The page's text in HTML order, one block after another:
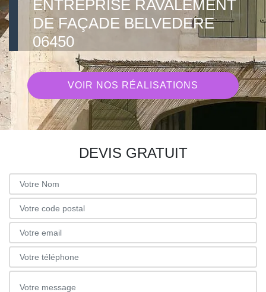
ENTREPRISE RAVALEMENT
DE FAÇADE BELVEDERE
06450
VOIR NOS RÉALISATIONS
DEVIS GRATUIT